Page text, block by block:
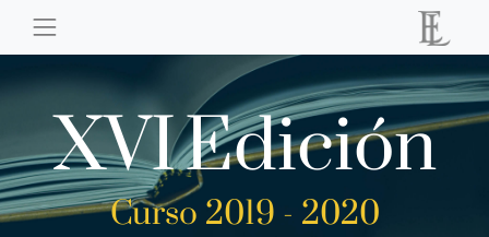
XVIEdición
Curso 2019 - 2020